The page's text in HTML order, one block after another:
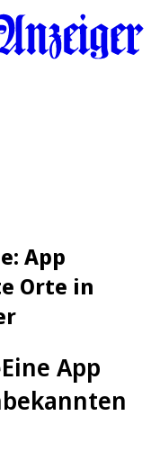
App
Orte in
Eine App